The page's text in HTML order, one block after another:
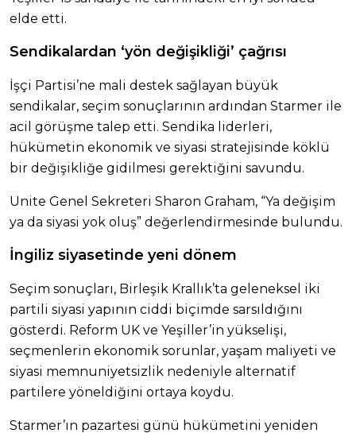
elde etti.
Sendikalardan ‘yön değişikliği’ çağrısı
İşçi Partisi’ne mali destek sağlayan büyük
sendikalar, seçim sonuçlarının ardından Starmer ile
acil görüşme talep etti. Sendika liderleri,
hükümetin ekonomik ve siyasi stratejisinde köklü
bir değişikliğe gidilmesi gerektiğini savundu.
Unite Genel Sekreteri Sharon Graham, “Ya değişim
ya da siyasi yok oluş” değerlendirmesinde bulundu.
İngiliz siyasetinde yeni dönem
Seçim sonuçları, Birleşik Krallık’ta geleneksel iki
partili siyasi yapının ciddi biçimde sarsıldığını
gösterdi. Reform UK ve Yeşiller’in yükselişi,
seçmenlerin ekonomik sorunlar, yaşam maliyeti ve
siyasi memnuniyetsizlik nedeniyle alternatif
partilere yöneldiğini ortaya koydu.
Starmer’ın pazartesi günü hükümetini yeniden